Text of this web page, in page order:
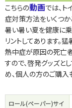
こちらの動画では、
症対策方法をいくつか
暑い暑い夏を健康に
リントしてあります。
熱中症が原因の死亡
すので、啓発グッズと
め、個人の方のご購
ロール(ペーパー)サイ